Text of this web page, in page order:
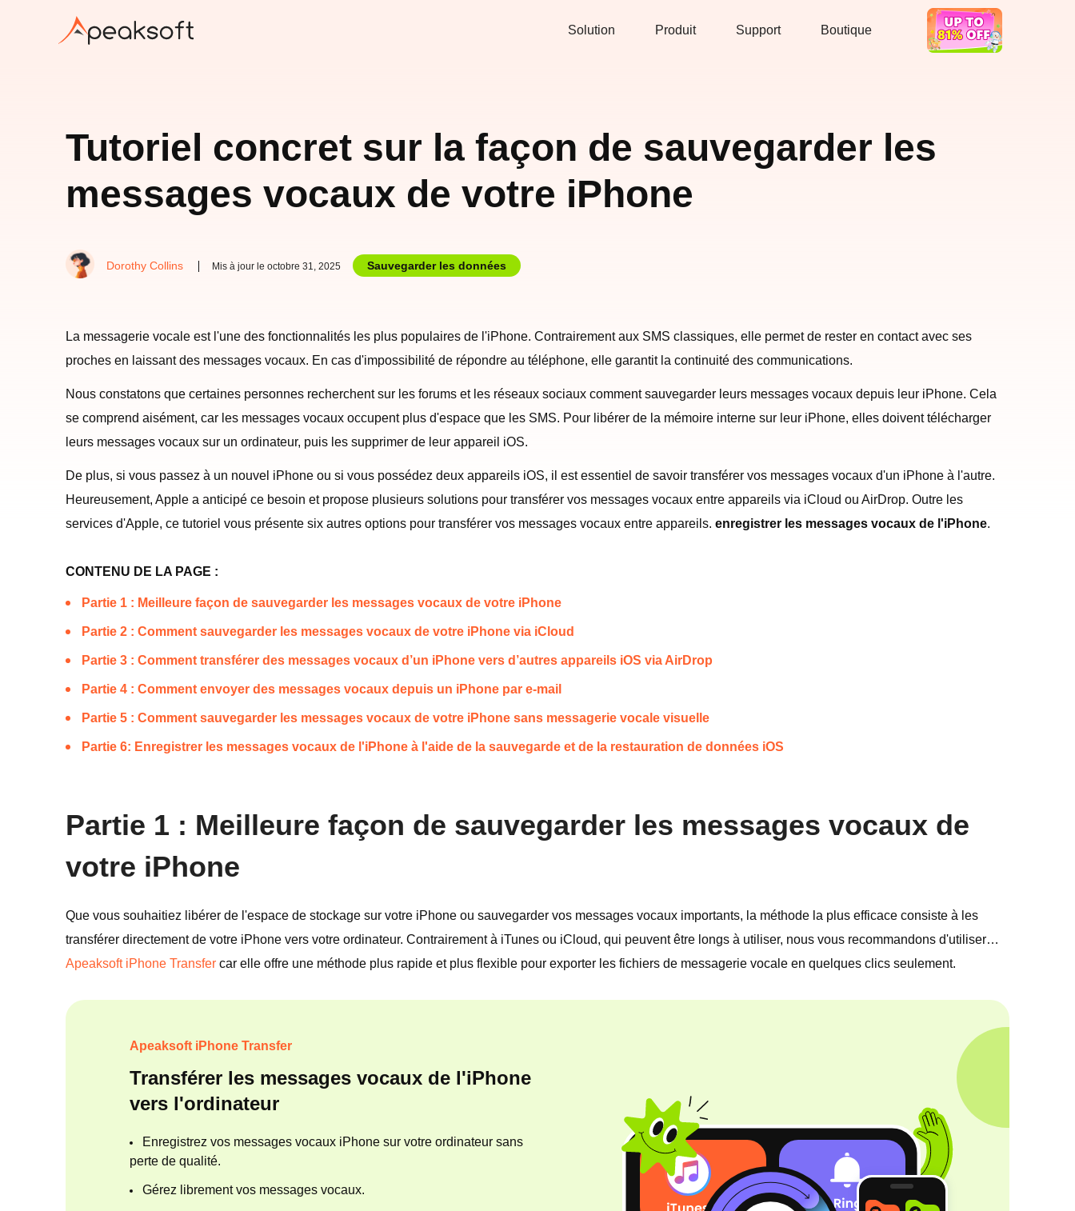
Solution Produit Support Boutique
Bon Deal
Tutoriel concret sur la façon de sauvegarder les
messages vocaux de votre iPhone
Dorothy Collins Mis à jour le octobre 31, 2025 Sauvegarder les données
La messagerie vocale est l'une des fonctionnalités les plus populaires de l'iPhone. Contrairement aux SMS classiques, elle permet de rester en contact avec ses
proches en laissant des messages vocaux. En cas d'impossibilité de répondre au téléphone, elle garantit la continuité des communications.
Nous constatons que certaines personnes recherchent sur les forums et les réseaux sociaux comment sauvegarder leurs messages vocaux depuis leur iPhone. Cela
se comprend aisément, car les messages vocaux occupent plus d'espace que les SMS. Pour libérer de la mémoire interne sur leur iPhone, elles doivent télécharger
leurs messages vocaux sur un ordinateur, puis les supprimer de leur appareil iOS.
De plus, si vous passez à un nouvel iPhone ou si vous possédez deux appareils iOS, il est essentiel de savoir transférer vos messages vocaux d'un iPhone à l'autre.
Heureusement, Apple a anticipé ce besoin et propose plusieurs solutions pour transférer vos messages vocaux entre appareils via iCloud ou AirDrop. Outre les
services d'Apple, ce tutoriel vous présente six autres options pour transférer vos messages vocaux entre appareils. enregistrer les messages vocaux de l'iPhone.
CONTENU DE LA PAGE :
Partie 1 : Meilleure façon de sauvegarder les messages vocaux de votre iPhone
Partie 2 : Comment sauvegarder les messages vocaux de votre iPhone via iCloud
Partie 3 : Comment transférer des messages vocaux d’un iPhone vers d’autres appareils iOS via AirDrop
Partie 4 : Comment envoyer des messages vocaux depuis un iPhone par e-mail
Partie 5 : Comment sauvegarder les messages vocaux de votre iPhone sans messagerie vocale visuelle
Partie 6: Enregistrer les messages vocaux de l'iPhone à l'aide de la sauvegarde et de la restauration de données iOS
Partie 1 : Meilleure façon de sauvegarder les messages vocaux de
votre iPhone
Que vous souhaitiez libérer de l'espace de stockage sur votre iPhone ou sauvegarder vos messages vocaux importants, la méthode la plus efficace consiste à les
transférer directement de votre iPhone vers votre ordinateur. Contrairement à iTunes ou iCloud, qui peuvent être longs à utiliser, nous vous recommandons d'utiliser…
Apeaksoft iPhone Transfer car elle offre une méthode plus rapide et plus flexible pour exporter les fichiers de messagerie vocale en quelques clics seulement.
Apeaksoft iPhone Transfer
Transférer les messages vocaux de l'iPhone
vers l'ordinateur
Enregistrez vos messages vocaux iPhone sur votre ordinateur sans
perte de qualité.
Gérez librement vos messages vocaux.